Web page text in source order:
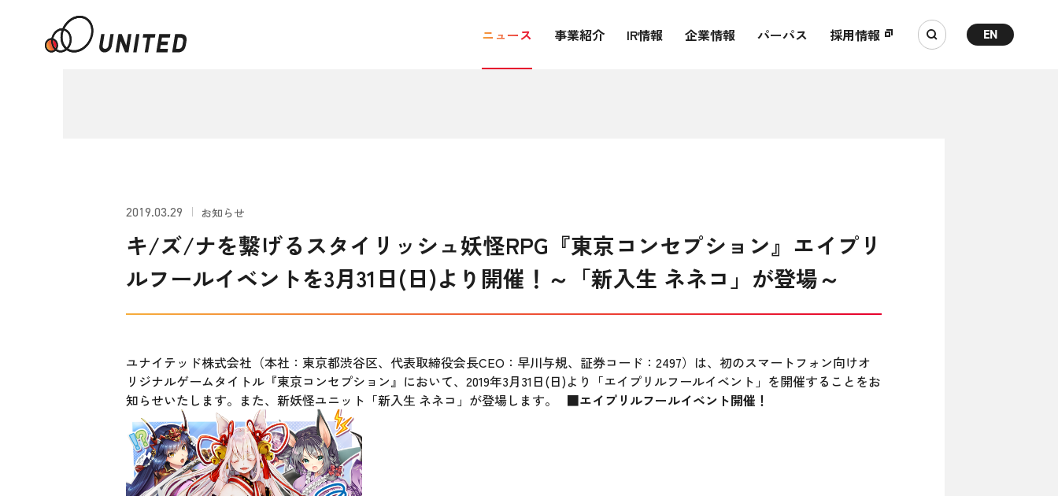
ニュース 事業紹介 IR情報 企業情報 パーパス 採用情報 EN
2019.03.29 お知らせ
キ/ズ/ナを繋げるスタイリッシュ妖怪RPG『東京コンセプション』エイプリ
ルフールイベントを3月31日(日)より開催！～「新入生 ネネコ」が登場～
ユナイテッド株式会社（本社：東京都渋谷区、代表取締役会長CEO：早川与規、証券コード：2497）は、初のスマートフォン向けオ
リジナルゲームタイトル『東京コンセプション』において、2019年3月31日(日)より「エイプリルフールイベント」を開催することをお
知らせいたします。また、新妖怪ユニット「新入生 ネネコ」が登場します。 ■エイプリルフールイベント開催！